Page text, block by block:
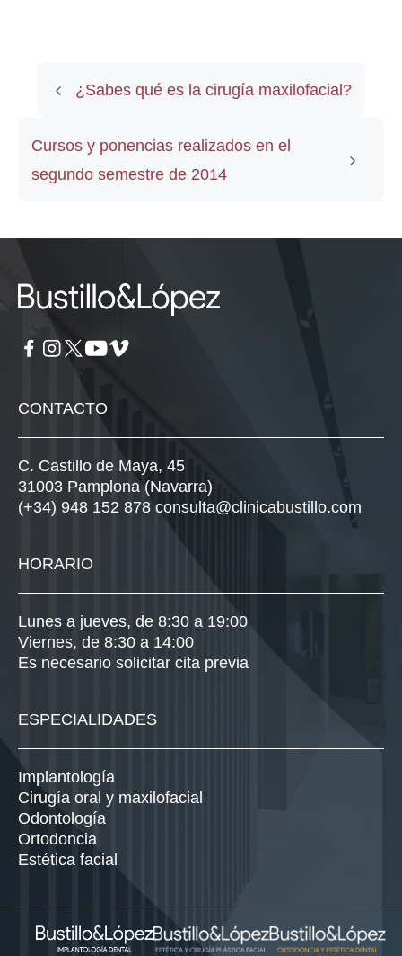
¿Sabes qué es la cirugía maxilofacial?
Cursos y ponencias realizados en el
segundo semestre de 2014
CONTACTO
C. Castillo de Maya, 45
31003 Pamplona (Navarra)
(+34) 948 152 878 consulta@clinicabustillo.com
HORARIO
Lunes a jueves, de 8:30 a 19:00
Viernes, de 8:30 a 14:00
Es necesario solicitar cita previa
ESPECIALIDADES
Implantología
Cirugía oral y maxilofacial
Odontología
Ortodoncia
Estética facial